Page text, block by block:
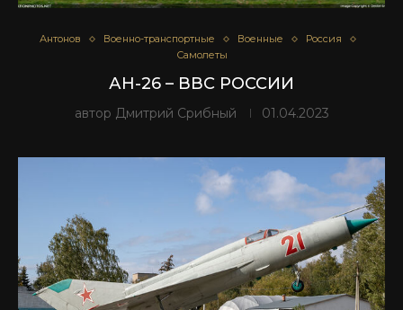
Антонов Военно-транспортные Военные
Россия
Самолеты
АН-26 – ВВС РОССИИ
автор Дмитрий Срибный 01.04.2023